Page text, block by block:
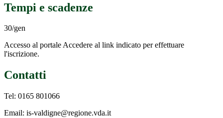
Tempi e scadenze
30/gen
Accesso al portale Accedere al link indicato per effettuare
l'iscrizione.
Contatti
Tel: 0165 801066
Email: is-valdigne@regione.vda.it